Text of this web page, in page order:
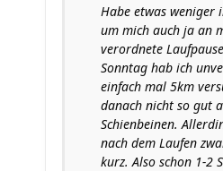
Habe etwas weniger
um mich auch ja an
verordnete
Sonntag hab ich
einfach mal 5km
danach nicht so gut
Schienbeinen.
nach dem Laufen
kurz. Also schon 1-2